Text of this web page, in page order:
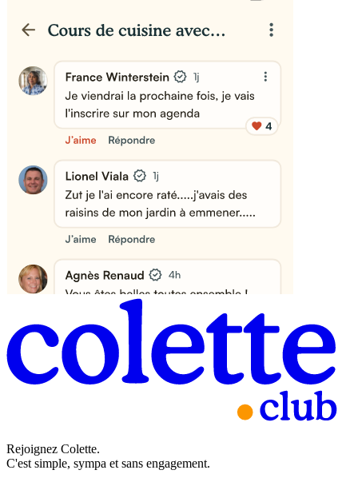
Rejoignez Colette.
C'est simple, sympa et sans engagement.